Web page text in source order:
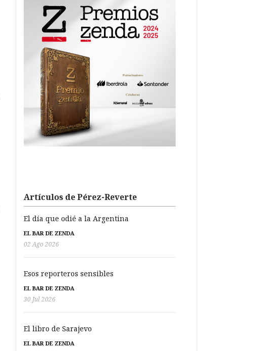
Artículos de Pérez-Reverte
El día que odié a la Argentina
EL BAR DE ZENDA
02 Ago 2026
Esos reporteros sensibles
EL BAR DE ZENDA
30 Jul 2026
El libro de Sarajevo
EL BAR DE ZENDA